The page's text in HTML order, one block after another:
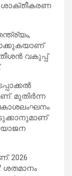
ശാക്തീകരണ
വകുപ്പ്
മുതിർന്ന
2026
ശതമാനം